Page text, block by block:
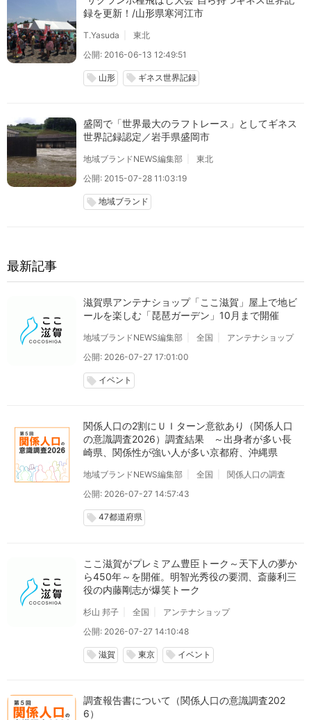
録を更新！/山形県寒河江市
T.Yasuda
東北
公開: 2016-06-13 12:49:51
local_offer 山形 local_offer ギネス世界記録
盛岡で「世界最大のラフトレース」としてギネス
世界記録認定／岩手県盛岡市
地域ブランドNEWS編集部
東北
公開: 2015-07-28 11:03:19
local_offer 地域ブランド
最新記事
滋賀県アンテナショップ「ここ滋賀」屋上で地ビ
ールを楽しむ「琵琶ガーデン」10月まで開催
地域ブランドNEWS編集部 全国
アンテナショップ
公開: 2026-07-27 17:01:00
local_offer イベント
関係人口の2割にＵＩターン意欲あり（関係人口
の意識調査2026）調査結果 ～出身者が多い長
崎県、関係性が強い人が多い京都府、沖縄県
地域ブランドNEWS編集部 全国
関係人口の調査
公開: 2026-07-27 14:57:43
local_offer 47都道府県
ここ滋賀がプレミアム豊臣トーク～天下人の夢か
ら450年～を開催。明智光秀役の要潤、斎藤利三
役の内藤剛志が爆笑トーク
杉山 邦子 全国
アンテナショップ
公開: 2026-07-27 14:10:48
local_offer 滋賀 local_offer 東京 local_offer イベント
調査報告書について（関係人口の意識調査202
6）